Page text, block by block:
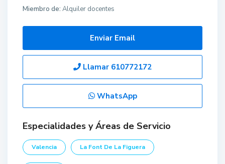
Miembro de: Alquiler docentes
Enviar Email
Llamar 610772172
WhatsApp
Especialidades y Áreas de Servicio
Valencia La Font De La Figuera